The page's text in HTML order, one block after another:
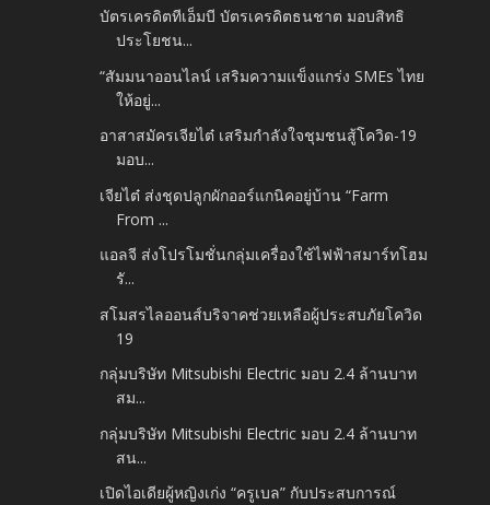
บัตรเครดิตทีเอ็มบี บัตรเครดิตธนชาต มอบสิทธิ
ประโยชน...
“สัมมนาออนไลน์ เสริมความแข็งแกร่ง SMEs ไทย
ให้อยู่...
อาสาสมัครเจียไต๋ เสริมกำลังใจชุมชนสู้โควิด-19
มอบ...
เจียไต๋ ส่งชุดปลูกผักออร์แกนิคอยู่บ้าน “Farm
From ...
แอลจี ส่งโปรโมชั่นกลุ่มเครื่องใช้ไฟฟ้าสมาร์ทโฮม
รั...
สโมสรไลออนส์บริจาคช่วยเหลือผู้ประสบภัยโควิด
19
กลุ่มบริษัท Mitsubishi Electric มอบ 2.4 ล้านบาท
สม...
กลุ่มบริษัท Mitsubishi Electric มอบ 2.4 ล้านบาท
สน...
เปิดไอเดียผู้หญิงเก่ง “ครูเบล” กับประสบการณ์